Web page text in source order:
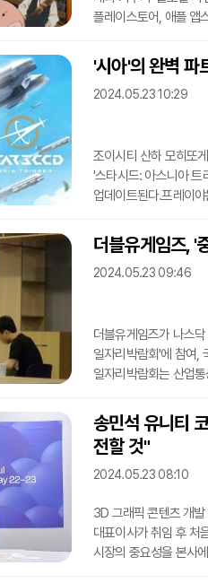
플레이스토어, 애플 앱
계획이다.일곱개의 대
게임성, 원작 애니메이
캐릭터와 수집형 요소
'시아'의 완벽
2024.05.23 10:29
조이시티 산하 모히또
'스타시드: 아스니아 트
업데이트된다.프레이
중 군사를 중시하는 '
캐릭터로서 프레이야
등장한다. 자신의 데미
더블유게임즈, '
2024.05.23 09:46
더블유게임즈가 나스
일자리박람회'에 참여,
일자리박람회는 산업
면접, 채용설명회, 토
부스를 열고 현장을 찾
정보를 온·오프라인으
게임사로, 미국 등 해
송민석 유니티
전할 것"
2024.05.23 08:10
3D 그래픽 콘텐츠 개
대표이사가 취임 후 처
시장의 중요성을 본사